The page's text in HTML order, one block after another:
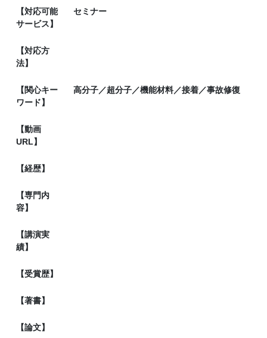
【対応可能
サービス】
セミナー
【対応方
法】
【関心キー
ワード】
高分子／超分子／機能材料／接着／事故修復
【動画
URL】
【経歴】
【専門内
容】
【講演実
績】
【受賞歴】
【著書】
【論文】